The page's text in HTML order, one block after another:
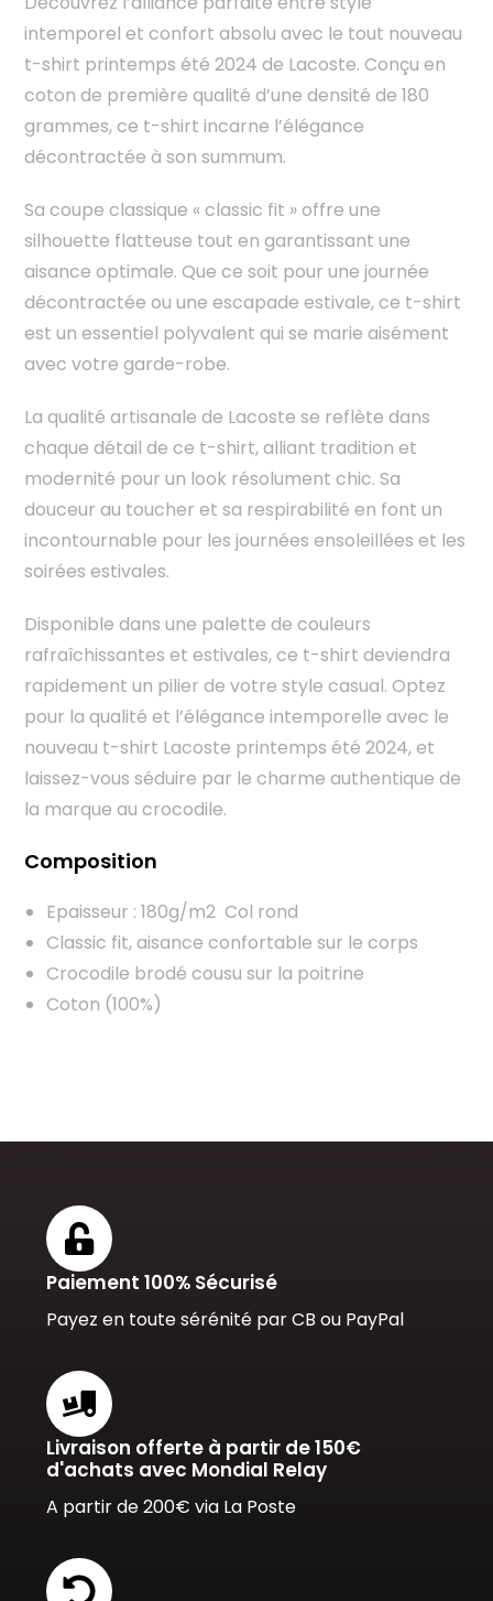
intemporel et confort absolu avec le tout nouveau
t-shirt printemps été 2024 de Lacoste. Conçu en
coton de première qualité d’une densité de 180
grammes, ce t-shirt incarne l’élégance
décontractée à son summum.
Sa coupe classique « classic fit » offre une
silhouette flatteuse tout en garantissant une
aisance optimale. Que ce soit pour une journée
décontractée ou une escapade estivale, ce t-shirt
est un essentiel polyvalent qui se marie aisément
avec votre garde-robe.
La qualité artisanale de Lacoste se reflète dans
chaque détail de ce t-shirt, alliant tradition et
modernité pour un look résolument chic. Sa
douceur au toucher et sa respirabilité en font un
incontournable pour les journées ensoleillées et les
soirées estivales.
Disponible dans une palette de couleurs
rafraîchissantes et estivales, ce t-shirt deviendra
rapidement un pilier de votre style casual. Optez
pour la qualité et l’élégance intemporelle avec le
nouveau t-shirt Lacoste printemps été 2024, et
laissez-vous séduire par le charme authentique de
la marque au crocodile.
Composition
Epaisseur : 180g/m2 Col rond
Classic fit, aisance confortable sur le corps
Crocodile brodé cousu sur la poitrine
Coton (100%)
Paiement 100% Sécurisé
Payez en toute sérénité par CB ou PayPal
Livraison offerte à partir de 150€
d'achats avec Mondial Relay
A partir de 200€ via La Poste